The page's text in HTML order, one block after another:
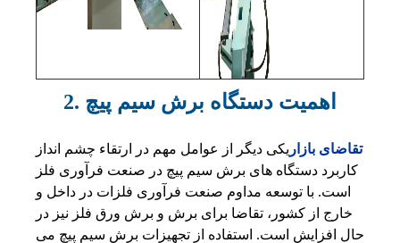
2. اهمیت دستگاه برش سیم پیچ
تقاضای بازار یکی دیگر از عوامل مهم در ارتقاء چشم انداز
کاربرد دستگاه های برش سیم پیچ در صنعت فرآوری فلز
است. با توسعه مداوم صنعت فرآوری فلزات در داخل و
خارج از کشور، تقاضا برای برش و برش ورق فلز نیز در
حال افزایش است. استفاده از تجهیزات برش سیم پیچ می